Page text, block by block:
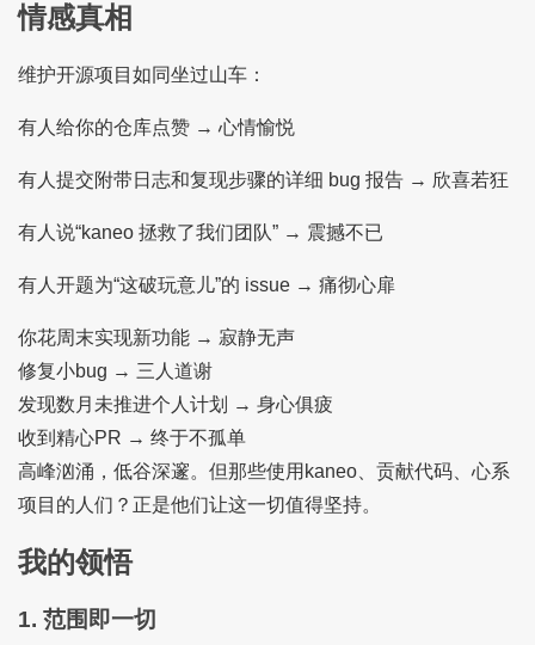
情感真相
维护开源项目如同坐过山车：
有人给你的仓库点赞 → 心情愉悦
有人提交附带日志和复现步骤的详细 bug 报告 → 欣喜若狂
有人说“kaneo 拯救了我们团队” → 震撼不已
有人开题为“这破玩意儿”的 issue → 痛彻心扉
你花周末实现新功能 → 寂静无声
修复小bug → 三人道谢
发现数月未推进个人计划 → 身心俱疲
收到精心PR → 终于不孤单
高峰汹涌，低谷深邃。但那些使用kaneo、贡献代码、心系
项目的人们？正是他们让这一切值得坚持。
我的领悟
1. 范围即一切